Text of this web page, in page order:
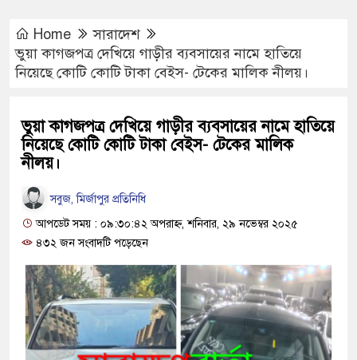
Home
সারাদেশ
ভুয়া কাগজপত্র দেখিয়ে গাড়ীর ব্যবসায়ের নামে হাতিয়ে
নিয়েছে কোটি কোটি টাকা বেইস- টেকের মালিক নীলয়।
ভুয়া কাগজপত্র দেখিয়ে গাড়ীর ব্যবসায়ের নামে হাতিয়ে
নিয়েছে কোটি কোটি টাকা বেইস- টেকের মালিক
নীলয়।
সবুজ, মির্জাপুর প্রতিনিধি
আপডেট সময় : ০৯:৩০:৪২ অপরাহ্ন, শনিবার, ২৯ নভেম্বর ২০২৫
৪৩২ জন সংবাদটি পড়েছেন